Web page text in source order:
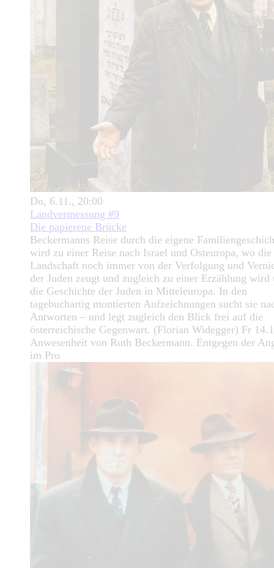
Do, 6.11., 20:00
Landvermessung #9
Die papierene Brücke
Beckermanns Reise durch die eigene
wird zu einer Reise nach Israel und Osteuropa, wo die
Landschaft noch immer von der Verfolgung und
der Juden zeugt und zugleich zu einer Erzählung wird
die Geschichte der Juden in Mitteleuropa. In den
tagebuchartig montierten Aufzeichnungen sucht sie
Antworten – und legt zugleich den Blick frei auf die
österreichische Gegenwart. (Florian Widegger) Fr
Anwesenheit von Ruth Beckermann. Entgegen der
im Pro